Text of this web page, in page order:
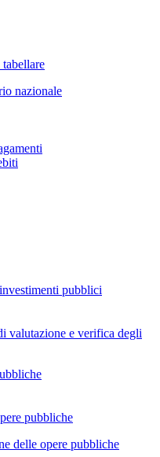
nazionale
pubblici
valutazione e verifica degli
pubbliche
delle opere pubbliche